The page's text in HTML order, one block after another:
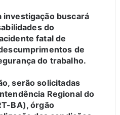
investigação buscará
do
fatal de
de
do trabalho.
serão solicitadas
Regional do
BA), órgão